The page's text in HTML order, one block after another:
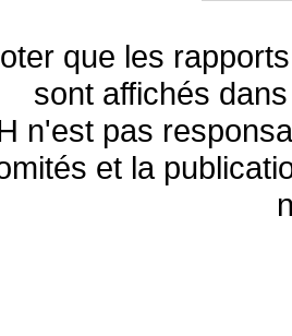
que les
sont affichés
n'est pas
et la